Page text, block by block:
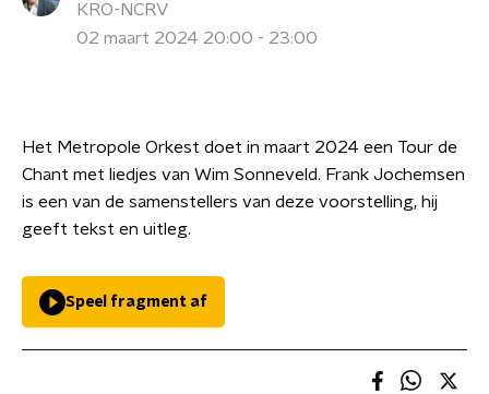
KRO-NCRV
02 maart 2024 20:00 - 23:00
Het Metropole Orkest doet in maart 2024 een Tour de
Chant met liedjes van Wim Sonneveld. Frank Jochemsen
is een van de samenstellers van deze voorstelling, hij
geeft tekst en uitleg.
Speel fragment af